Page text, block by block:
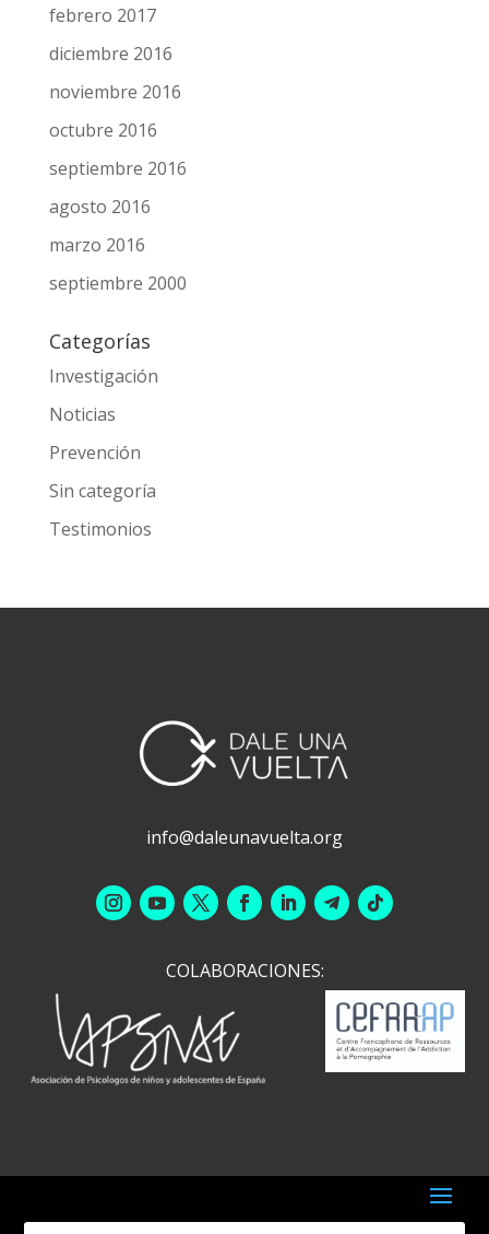
febrero 2017
diciembre 2016
noviembre 2016
octubre 2016
septiembre 2016
agosto 2016
marzo 2016
septiembre 2000
Categorías
Investigación
Noticias
Prevención
Sin categoría
Testimonios
info@daleunavuelta.org
COLABORACIONES: